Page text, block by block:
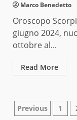
Marco Benedetto
Oroscopo
giugno 2024,
ottobre al...
Read More
Previous 1